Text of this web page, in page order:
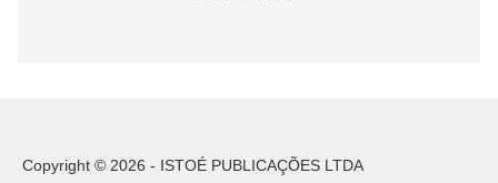
Copyright © 2026 - ISTOÉ PUBLICAÇÕES LTDA